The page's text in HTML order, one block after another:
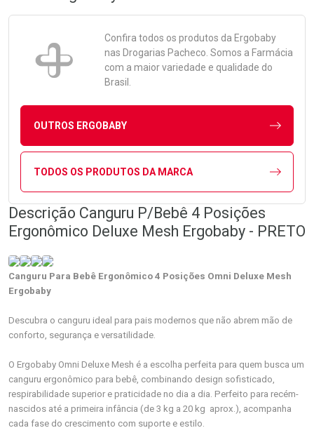
Confira todos os produtos da Ergobaby
nas Drogarias Pacheco. Somos a Farmácia
com a maior variedade e qualidade do
Brasil.
OUTROS ERGOBABY
TODOS OS PRODUTOS DA MARCA
Descrição Canguru P/Bebê 4 Posições
Ergonômico Deluxe Mesh Ergobaby - PRETO
Canguru Para Bebê Ergonômico 4 Posições Omni Deluxe Mesh
Ergobaby
Descubra o canguru ideal para pais modernos que não abrem mão de
conforto, segurança e versatilidade.
O Ergobaby Omni Deluxe Mesh é a escolha perfeita para quem busca um
canguru ergonômico para bebê, combinando design sofisticado,
respirabilidade superior e praticidade no dia a dia. Perfeito para recém-
nascidos até a primeira infância (de 3 kg a 20 kg aprox.), acompanha
cada fase do crescimento com suporte e estilo.